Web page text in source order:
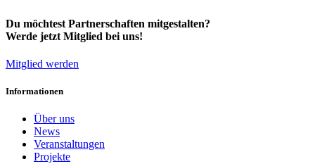
Du möchtest Partnerschaften mitgestalten?
Werde jetzt Mitglied bei uns!
Mitglied werden
Informationen
Über uns
News
Veranstaltungen
Projekte